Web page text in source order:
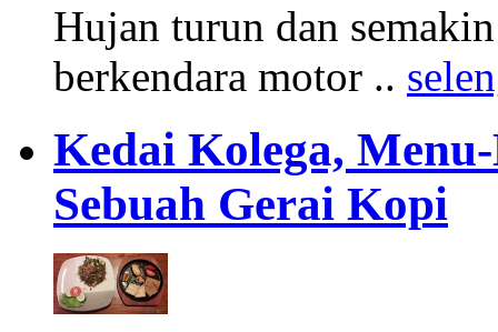
Hujan turun dan
berkendara motor ..
Kedai Kolega,
Sebuah Gerai Kopi